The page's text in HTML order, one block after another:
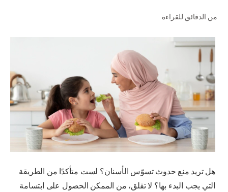
الولايات المتحدة (الإنجليزية)
من الدقائق للقراءة
هل تريد منع حدوث تسوّس الأسنان؟ لست متأكدًا من الطريقة
التي يجب البدء بها؟ لا تقلق، من الممكن الحصول على ابتسامة